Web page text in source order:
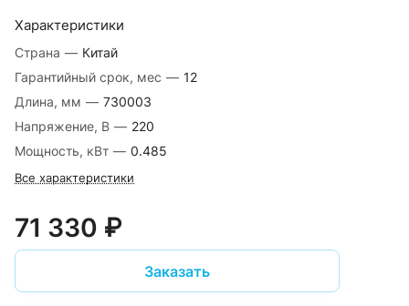
Характеристики
Страна — Китай
Гарантийный срок, мес — 12
Длина, мм — 730003
Напряжение, В — 220
Мощность, кВт — 0.485
Все характеристики
71 330 ₽
Заказать